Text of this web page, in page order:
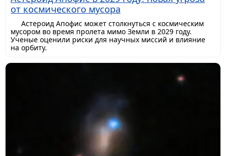
от космического мусора
Астероид Апофис может столкнуться с космическим
мусором во время пролета мимо Земли в 2029 году.
Ученые оценили риски для научных миссий и влияние
на орбиту.